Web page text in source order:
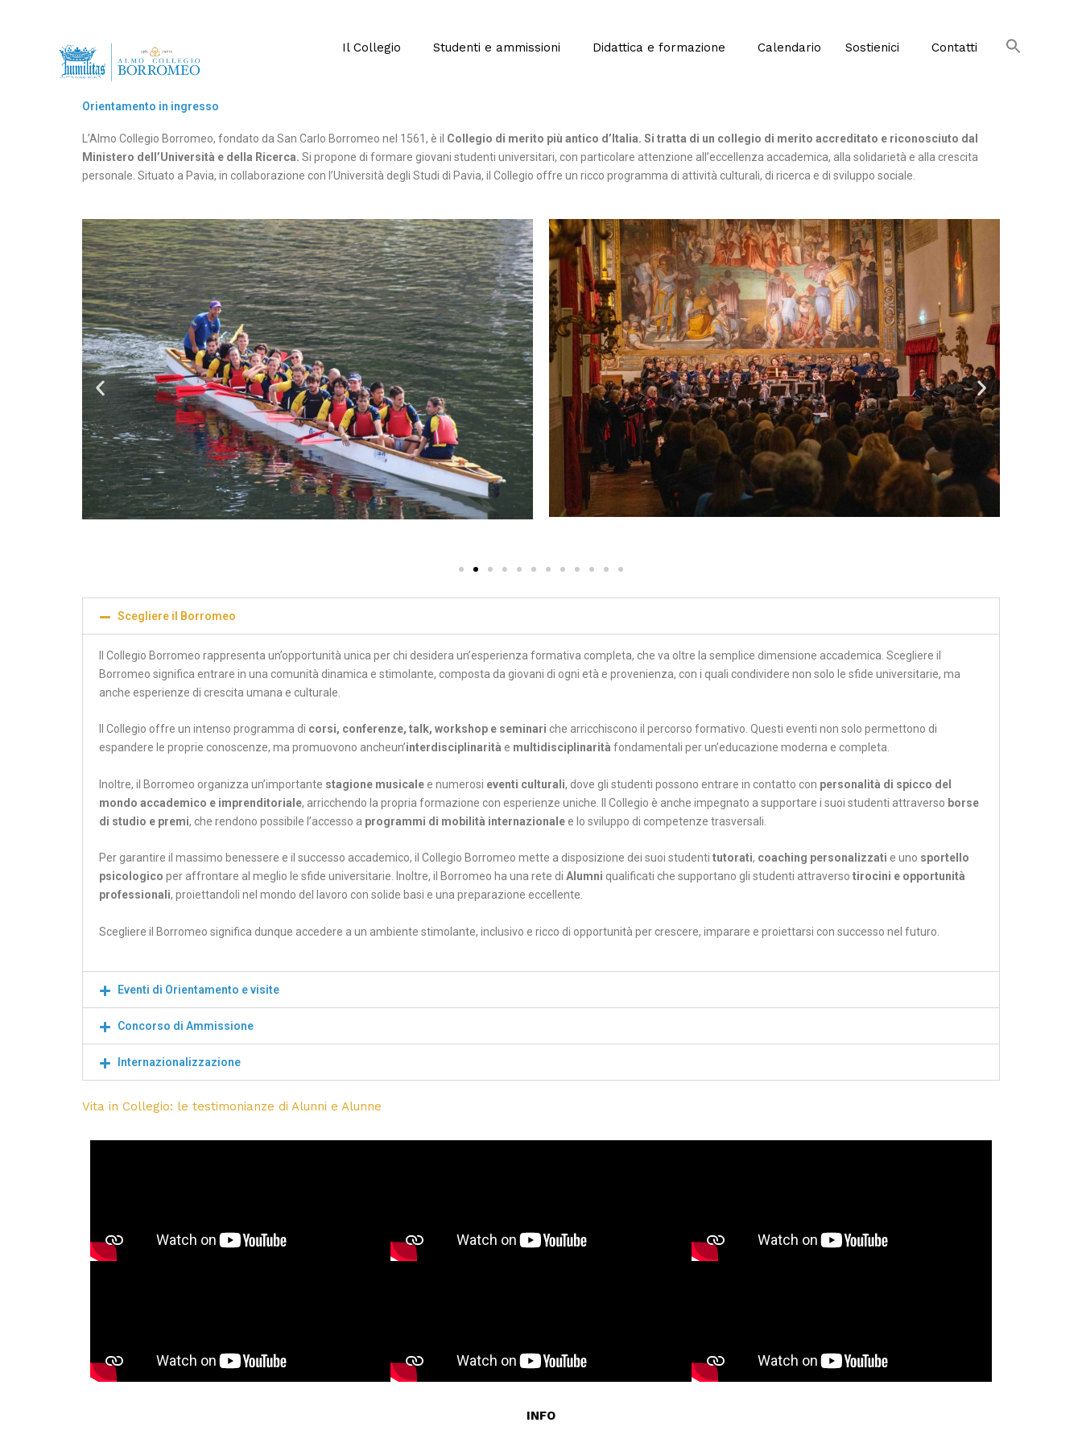
Il Collegio Studenti e ammissioni Didattica e formazione Calendario Sostienici Contatti
Orientamento in ingresso
L’Almo Collegio Borromeo, fondato da San Carlo Borromeo nel 1561, è il Collegio di merito più antico d’Italia. Si tratta di un collegio di merito accreditato e riconosciuto dal
Ministero dell’Università e della Ricerca. Si propone di formare giovani studenti universitari, con particolare attenzione all’eccellenza accademica, alla solidarietà e alla crescita
personale. Situato a Pavia, in collaborazione con l’Università degli Studi di Pavia, il Collegio offre un ricco programma di attività culturali, di ricerca e di sviluppo sociale.
Scegliere il Borromeo
Il Collegio Borromeo rappresenta un’opportunità unica per chi desidera un’esperienza formativa completa, che va oltre la semplice dimensione accademica. Scegliere il
Borromeo significa entrare in una comunità dinamica e stimolante, composta da giovani di ogni età e provenienza, con i quali condividere non solo le sfide universitarie, ma
anche esperienze di crescita umana e culturale.
Il Collegio offre un intenso programma di corsi, conferenze, talk, workshop e seminari che arricchiscono il percorso formativo. Questi eventi non solo permettono di
espandere le proprie conoscenze, ma promuovono ancheun’interdisciplinarità e multidisciplinarità fondamentali per un’educazione moderna e completa.
Inoltre, il Borromeo organizza un’importante stagione musicalee numerosi eventi culturali, dove gli studenti possono entrare in contatto con personalità di spicco del
mondo accademico e imprenditoriale, arricchendo la propria formazione con esperienze uniche. Il Collegio è anche impegnato a supportare i suoi studenti attraverso borse
di studio e premi, che rendono possibile l’accesso a programmi di mobilità internazionalee lo sviluppo di competenze trasversali.
Per garantire il massimo benessere e il successo accademico, il Collegio Borromeo mette a disposizione dei suoi studenti tutorati, coaching personalizzati e uno sportello
psicologico per affrontare al meglio le sfide universitarie. Inoltre, il Borromeo ha una rete di Alumni qualificati che supportano gli studenti attraverso tirocini e opportunità
professionali, proiettandoli nel mondo del lavoro con solide basi e una preparazione eccellente.
Scegliere il Borromeo significa dunque accedere a un ambiente stimolante, inclusivo e ricco di opportunità per crescere, imparare e proiettarsi con successo nel futuro.
Eventi di Orientamento e visite
Concorso di Ammissione
Internazionalizzazione
Vita in Collegio: le testimonianze di Alunni e Alunne
INFO